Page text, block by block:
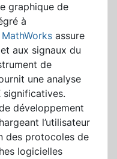
graphique de
à
MathWorks assure
aux signaux du
de
une analyse
significatives.
développement
l’utilisateur
des protocoles de
logicielles